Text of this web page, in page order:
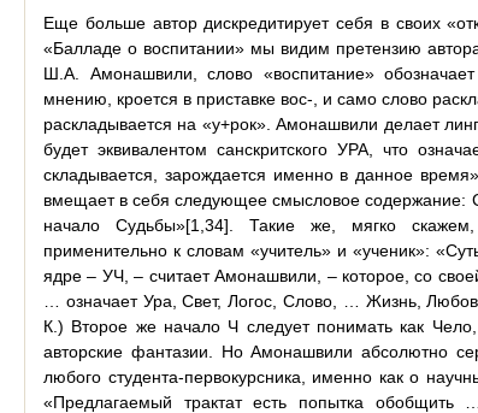
Еще больше автор дискредитирует себя в своих
«Балладе о воспитании» мы видим претензию
Ш.А. Амонашвили, слово «воспитание»
мнению, кроется в приставке вос-, и само слово
раскладывается на «у+рок». Амонашвили делает
будет эквивалентом санскритского УРА, что
складывается, зарождается именно в данное
вмещает в себя следующее смысловое содержание:
начало Судьбы»[1,34]. Такие же, мягко
применительно к словам «учитель» и «ученик»:
ядре – УЧ, – считает Амонашвили, – которое, со
… означает Ура, Свет, Логос, Слово, … Жизнь,
К.) Второе же начало Ч следует понимать как
авторские фантазии. Но Амонашвили абсолютно
любого студента-первокурсника, именно как о
«Предлагаемый трактат есть попытка обобщить